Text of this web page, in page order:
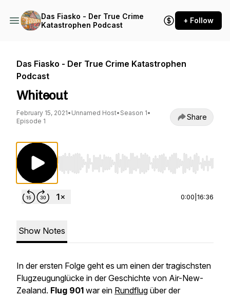
Das Fiasko - Der True Crime
Katastrophen Podcast
+ Follow
Das Fiasko - Der True Crime Katastrophen
Podcast
Whiteout
February 15, 2021• Unnamed Host• Season 1•
Episode 1
Share
Use Left/Right to seek, Home/End to jump to
0:00 16:36
Show Notes
In der ersten Folge geht es um einen der tragischsten
Flugzeugunglücke in der Geschichte von Air-New-
Zealand. Flug 901 war ein Rundflug über der